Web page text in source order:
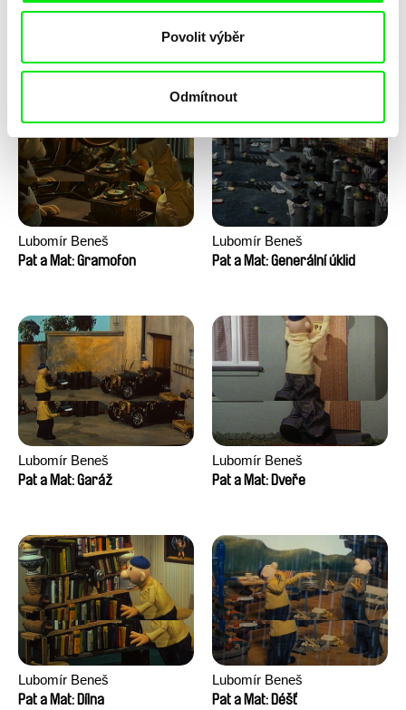
Povolit výběr
Odmítnout
Pat a Mat: Houpací křeslo
Pat a Mat: Gril
Lubomír Beneš
Pat a Mat: Gramofon
Lubomír Beneš
Pat a Mat: Generální úklid
Lubomír Beneš
Pat a Mat: Garáž
Lubomír Beneš
Pat a Mat: Dveře
Lubomír Beneš
Pat a Mat: Dílna
Lubomír Beneš
Pat a Mat: Déšť